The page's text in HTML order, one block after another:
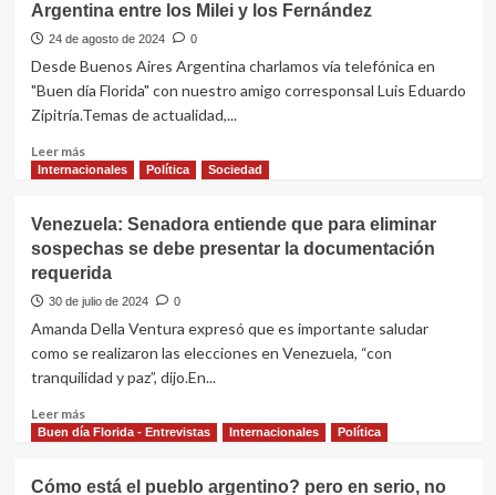
uruguaya
en
Argentina
beneficia
dos
de
del
Río
de
Plata
Argentina entre los Milei y los Fernández
24 de agosto de 2024 0
Desde Buenos Aires Argentina charlamos vía telefónica en
"Buen día Florida" con nuestro amigo corresponsal Luis Eduardo
Zipitría.Temas de actualidad,...
Leer másLeer
más
entre
los
Milei
y
Fernández
Internacionales Política Sociedad
Venezuela: Senadora entiende que para eliminar
sospechas se debe presentar la documentación
requerida
30 de julio de 2024 0
Amanda Della Ventura expresó que es importante saludar
como se realizaron las elecciones en Venezuela, “con
tranquilidad y paz”, dijo.En...
Leer másLeer
más
Buen día Florida - Entrevistas Internacionales Política
Cómo está el pueblo argentino? pero en serio, no